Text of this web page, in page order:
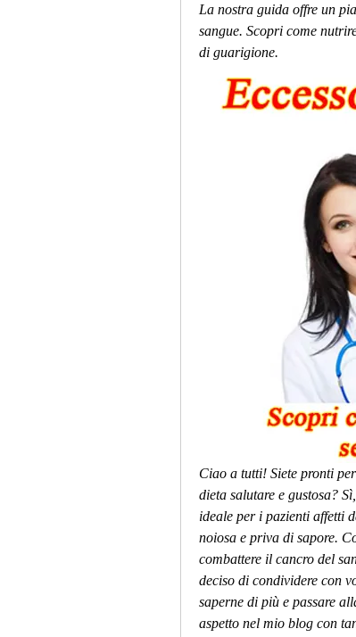
La nostra guida offre un
sangue. Scopri come
di guarigione.
Ciao a tutti! Siete pronti
dieta salutare e gustosa?
ideale per i pazienti affetti
noiosa e priva di sapore.
combattere il cancro del
deciso di condividere con
saperne di più e passare
aspetto nel mio blog con